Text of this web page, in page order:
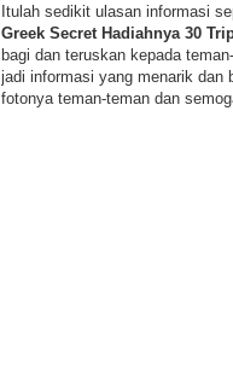
Itulah sedikit ulasan informasi
Greek Secret Hadiahnya 30
bagi dan teruskan kepada
jadi informasi yang menarik dan
fotonya teman-teman dan